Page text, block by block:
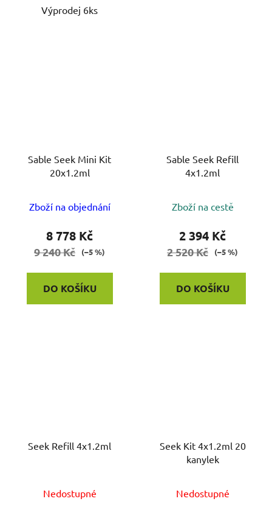
Výprodej 6ks
Sable Seek Mini Kit
20x1.2ml
Zboží na objednání
8 778 Kč
9 240 Kč (–5 %)
DO KOŠÍKU
Sable Seek Refill
4x1.2ml
Zboží na cestě
2 394 Kč
2 520 Kč (–5 %)
DO KOŠÍKU
Seek Refill 4x1.2ml
Nedostupné
Seek Kit 4x1.2ml 20
kanylek
Nedostupné